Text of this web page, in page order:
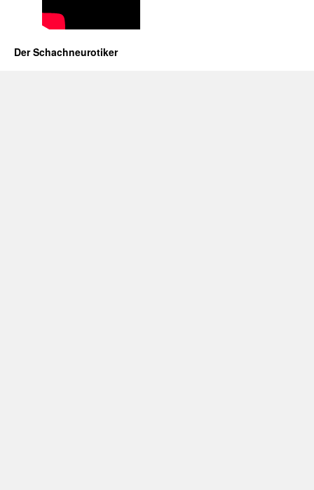
Der Schachneurotiker